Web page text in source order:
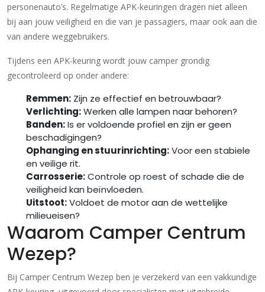
personenauto’s. Regelmatige APK-keuringen dragen niet alleen
bij aan jouw veiligheid en die van je passagiers, maar ook aan die
van andere weggebruikers.
Tijdens een APK-keuring wordt jouw camper grondig
gecontroleerd op onder andere:
Remmen: Zijn ze effectief en betrouwbaar?
Verlichting:Werken alle lampen naar behoren?
Banden:Is er voldoende profiel en zijn er geen
beschadigingen?
Ophanging en stuurinrichting:Voor een stabiele
en veilige rit.
Carrosserie:Controle op roest of schade die de
veiligheid kan beïnvloeden.
Uitstoot:Voldoet de motor aan de wettelijke
milieueisen?
Waarom Camper Centrum
Wezep?
Bij Camper Centrum Wezep ben je verzekerd van een vakkundige